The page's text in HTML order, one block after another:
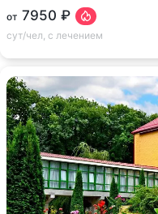
от 7950 ₽
сут/чел, с лечением